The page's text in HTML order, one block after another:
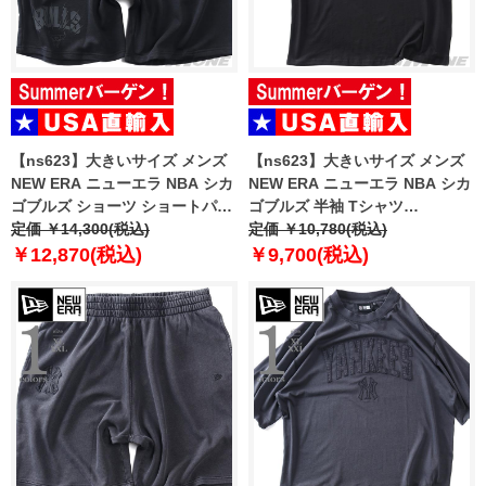
【ns623】大きいサイズ メンズ
NEW ERA ニューエラ NBA シカ
ゴブルズ ショーツ ショートパン
ツ ハーフパンツ NBA CHICAGO
BULLS BLACK SHORTS USA直
定価 ￥14,300(税込)
￥12,870(税込)
【ns623】大きいサイズ メンズ
NEW ERA ニューエラ NBA シカ
ゴブルズ 半袖 Tシャツ
CHICAGO BULLS NBA BLACK
OVERSIZED T-SHIRT USA直輸
定価 ￥10,780(税込)
￥9,700(税込)